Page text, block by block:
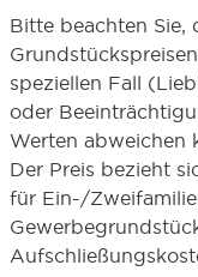
Bitte beachten Sie,
speziellen Fall
oder
Werten abweichen
Der Preis bezieht
für Ein-/